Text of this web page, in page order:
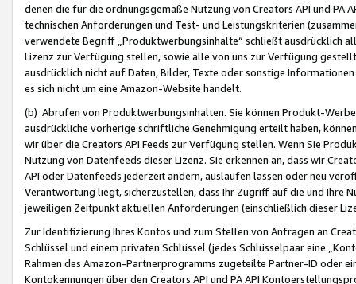
denen die für die ordnungsgemäße Nutzung von Creators API und PA
technischen Anforderungen und Test- und Leistungskriterien
verwendete Begriff „Produktwerbungsinhalte“ schließt ausdrücklich
Lizenz zur Verfügung stellen, sowie alle von uns zur Verfügung
ausdrücklich nicht auf Daten, Bilder, Texte oder sonstige
es sich nicht um eine Amazon-Website handelt.
(b) Abrufen von Produktwerbungsinhalten. Sie können Produkt-
ausdrückliche vorherige schriftliche Genehmigung erteilt haben,
wir über die Creators API Feeds zur Verfügung stellen. Wenn Sie
Nutzung von Datenfeeds dieser Lizenz. Sie erkennen an, dass wir
API oder Datenfeeds jederzeit ändern, auslaufen lassen oder neu
Verantwortung liegt, sicherzustellen, dass Ihr Zugriff auf die und Ihre
jeweiligen Zeitpunkt aktuellen Anforderungen (einschließlich dieser
Zur Identifizierung Ihres Kontos und zum Stellen von Anfragen an
Schlüssel und einem privaten Schlüssel (jedes Schlüsselpaar eine
Rahmen des Amazon-Partnerprogramms zugeteilte Partner-ID oder
Kontokennungen über den Creators API und PA API